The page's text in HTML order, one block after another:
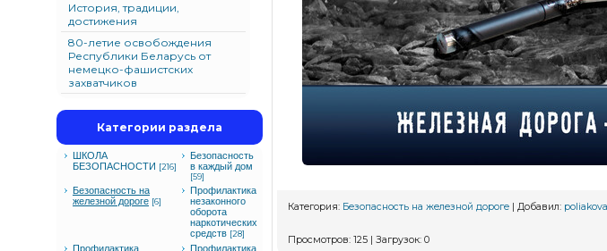
История, традиции,
достижения
80-летие освобождения
Республики Беларусь от
немецко-фашистских
захватчиков
Категории раздела
ШКОЛА
БЕЗОПАСНОСТИ [216]
Безопасность
в каждый дом
[59]
Безопасность на
железной дороге [6]
Профилактика
незаконного
оборота
наркотических
средств [28]
Профилактика Профилактика
Категория: Безопасность на железной дороге | Добавил: poliakova
Просмотров: 125 | Загрузок: 0